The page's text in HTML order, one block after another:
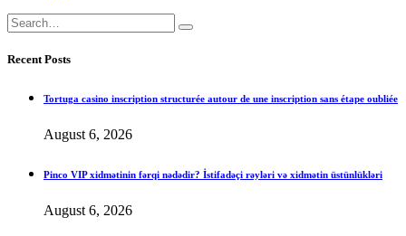
Recent Posts
Tortuga casino inscription structurée autour de une inscription sans étape oubliée
August 6, 2026
Pinco VIP xidmətinin fərqi nədədir? İstifadəçi rəyləri və xidmətin üstünlükləri
August 6, 2026